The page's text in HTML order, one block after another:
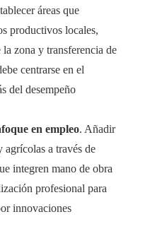
áreas que
productivos locales,
zona y transferencia de
centrarse en el
del desempeño
en empleo. Añadir
agrícolas a través de
integren mano de obra
profesional para
innovaciones